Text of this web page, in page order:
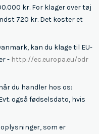
kr. For klager over tøj
720 kr. Det koster et
kan du klage til EU-
- http://ec.europa.eu/odr
du handler hos os:
også fødselsdato, hvis
som er